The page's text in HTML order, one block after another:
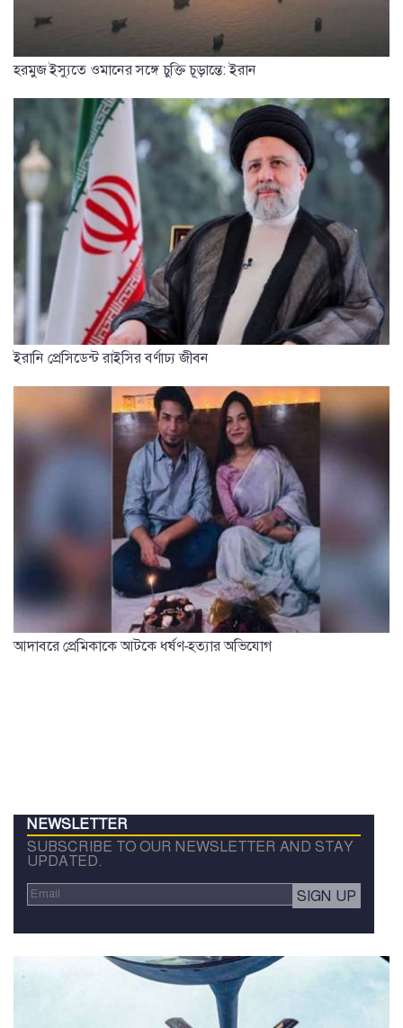
হরমুজ ইস্যুতে ওমানের সঙ্গে চুক্তি চূড়ান্তে: ইরান
ইরানি প্রেসিডেন্ট রাইসির বর্ণাঢ্য জীবন
আদাবরে প্রেমিকাকে আটকে ধর্ষণ-হত্যার অভিযোগ
NEWSLETTER
SUBSCRIBE TO OUR NEWSLETTER AND STAY
UPDATED.